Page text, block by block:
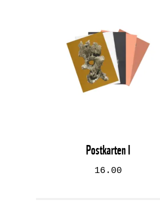
Postkarten I
16.00